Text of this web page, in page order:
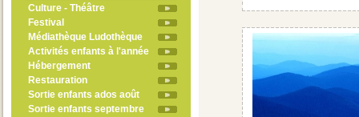
Culture - Théâtre
Festival
Médiathèque Ludothèque
Activités enfants à l'année
Hébergement
Restauration
Sortie enfants ados août
Sortie enfants septembre